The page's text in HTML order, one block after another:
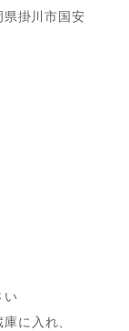
掛川市国安
い
に入れ、